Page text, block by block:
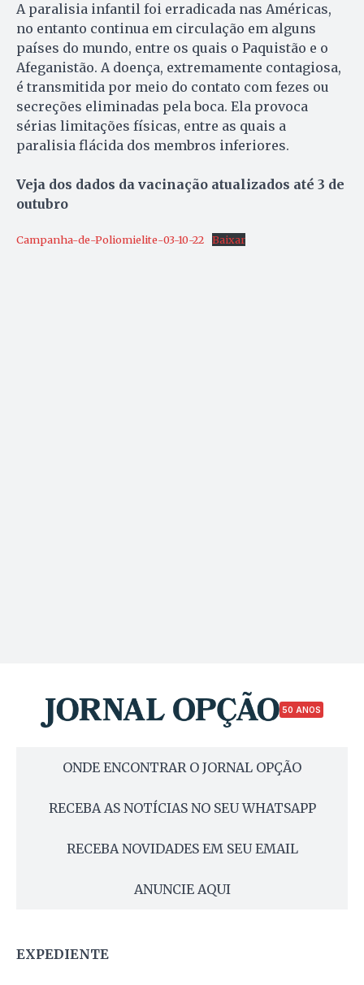
A paralisia infantil foi erradicada nas Américas,
no entanto continua em circulação em alguns
países do mundo, entre os quais o Paquistão e o
Afeganistão. A doença, extremamente contagiosa,
é transmitida por meio do contato com fezes ou
secreções eliminadas pela boca. Ela provoca
sérias limitações físicas, entre as quais a
paralisia flácida dos membros inferiores.
Veja dos dados da vacinação atualizados até 3 de
outubro
Campanha-de-Poliomielite-03-10-22 Baixar
50 ANOS
ONDE ENCONTRAR O JORNAL OPÇÃO
RECEBA AS NOTÍCIAS NO SEU WHATSAPP
RECEBA NOVIDADES EM SEU EMAIL
ANUNCIE AQUI
EXPEDIENTE